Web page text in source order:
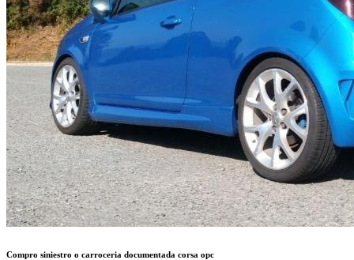
Compro siniestro o carroceria documentada corsa opc